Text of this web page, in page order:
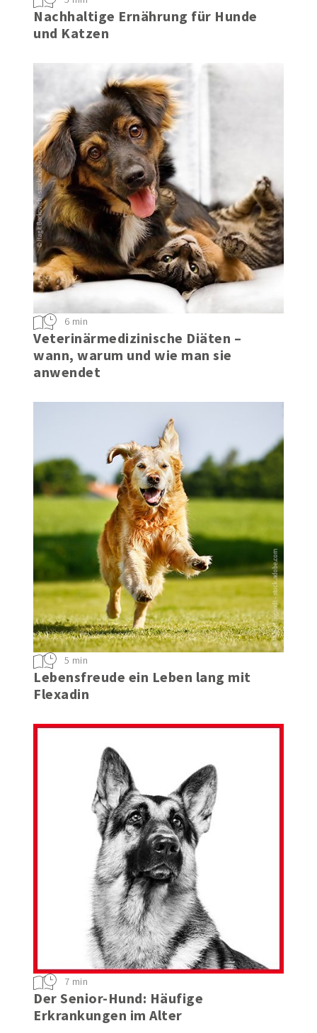
Nachhaltige Ernährung für Hunde
5 min
Veterinärmedizinische Diäten –
wann, warum und wie man sie
6 min
Lebensfreude ein Leben lang mit
5 min
Der Senior-Hund: Häufige
7 min